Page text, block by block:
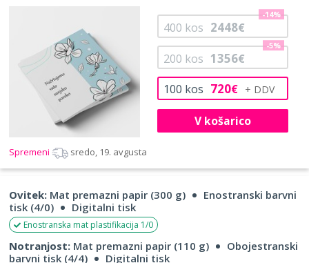
100 kos 720€
200 kos 1356€
-5%
400 kos 2448€
-14%
V košarico
Spremeni sredo, 19. avgusta
Ovitek: Mat premazni papir (300 g)
Enostranski barvni
tisk (4/0)
Digitalni tisk
Enostranska mat plastifikacija 1/0
Notranjost: Mat premazni papir (110 g)
Obojestranski
barvni tisk (4/4)
Digitalni tisk